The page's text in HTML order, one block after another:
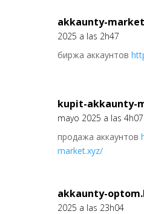
akkaunty-
2025 a las 2h47
биржа аккаунтов
kupit-akkaunty-
mayo 2025 a las 4h07
продажа аккаунтов
market.xyz/
akkaunty-
2025 a las 23h04